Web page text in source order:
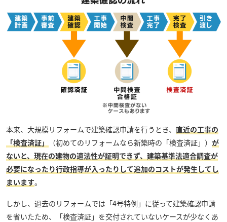
本来、大規模リフォームで建築確認申請を行うとき、 直近の工事の
「検査済証」
（初めてのリフォームなら新築時の「検査済証」） が
ないと、現在の建物の適法性が証明できず、建築基準法適合調査が
必要になったり行政指導が入ったりして追加のコストが発生してし
まいます。
しかし、過去のリフォームでは「4号特例」に従って建築確認申請
を省いたため、「検査済証」を交付されていないケースが少なくあ